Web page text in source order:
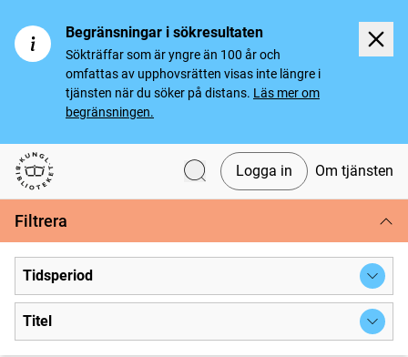
Begränsningar i sökresultaten
Sökträffar som är yngre än 100 år och
omfattas av upphovsrätten visas inte längre i
tjänsten när du söker på distans. Läs mer om
begränsningen.
Svenska tidningar
Logga in Om tjänsten
Filtrera
Tidsperiod
Titel